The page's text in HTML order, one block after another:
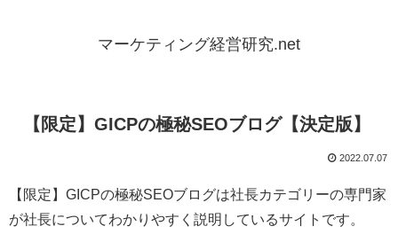
マーケティング経営研究.net
【限定】GICPの極秘SEOブログ【決定版】
2022.07.07
【限定】GICPの極秘SEOブログは社長カテゴリーの専門家
が社長についてわかりやすく説明しているサイトです。